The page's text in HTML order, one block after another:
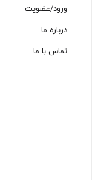
ورود/عضویت
درباره ما
تماس با ما